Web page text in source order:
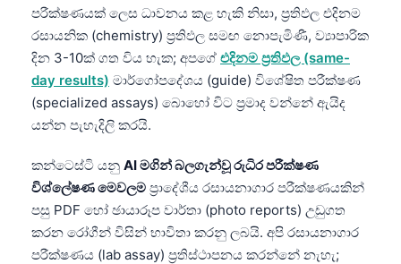
පරීක්ෂණයක් ලෙස ධාවනය කළ හැකි නිසා, ප්‍රතිඵල එදිනම
රසායනික (chemistry) ප්‍රතිඵල සමඟ නොපැමිණී, ව්‍යාපාරික
දින 3-10ක් ගත විය හැක; අපගේ එදිනම ප්‍රතිඵල (same-
day results) මාර්ගෝපදේශය (guide) විශේෂිත පරීක්ෂණ
(specialized assays) බොහෝ විට ප්‍රමාද වන්නේ ඇයිද
යන්න පැහැදිලි කරයි.
කන්ටෙස්ටි යනු AI මගින් බලගැන්වූ රුධිර පරීක්ෂණ
විශ්ලේෂණ මෙවලම ප්‍රාදේශීය රසායනාගාර පරීක්ෂණයකින්
පසු PDF හෝ ඡායාරූප වාර්තා (photo reports) උඩුගත
කරන රෝගීන් විසින් භාවිතා කරනු ලබයි. අපි රසායනාගාර
පරීක්ෂණය (lab assay) ප්‍රතිස්ථාපනය කරන්නේ නැහැ;
Български
Nederlands
हिन्दी
Bahasa Indonesia
Հայերեն
Íslenska
Српски језик
Svenska